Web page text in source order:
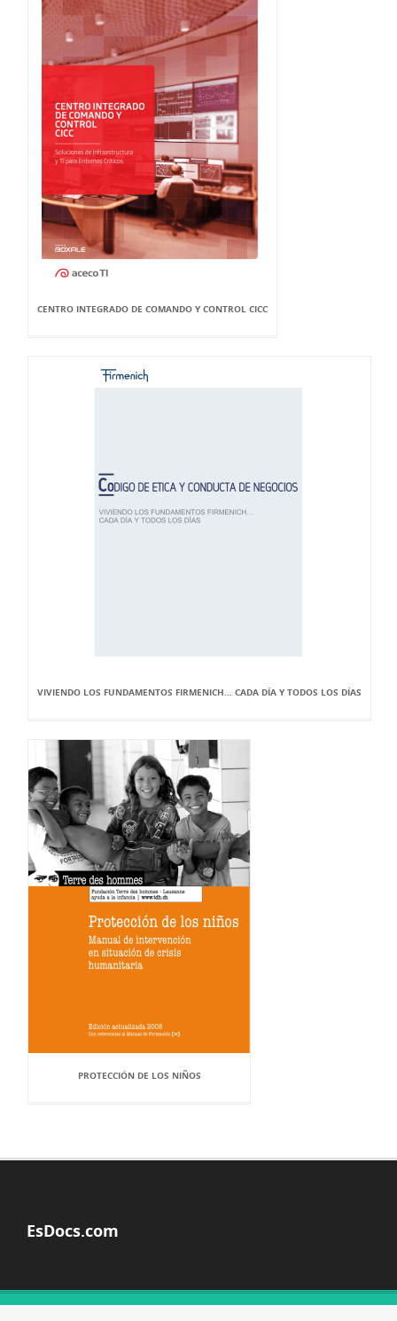
CENTRO INTEGRADO DE COMANDO Y CONTROL CICC
VIVIENDO LOS FUNDAMENTOS FIRMENICH… CADA DÍA Y TODOS LOS DÍAS
PROTECCIÓN DE LOS NIÑOS
EsDocs.com